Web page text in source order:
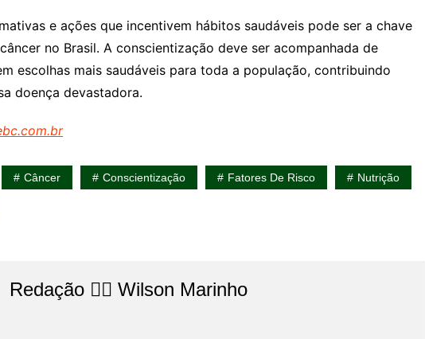
e ações que incentivem hábitos saudáveis pode ser a chave
no Brasil. A conscientização deve ser acompanhada de
escolhas mais saudáveis para toda a população, contribuindo
doença devastadora.
Câncer Conscientização Fatores De Risco Nutrição
Redação 👨‍⚖️​ Wilson Marinho